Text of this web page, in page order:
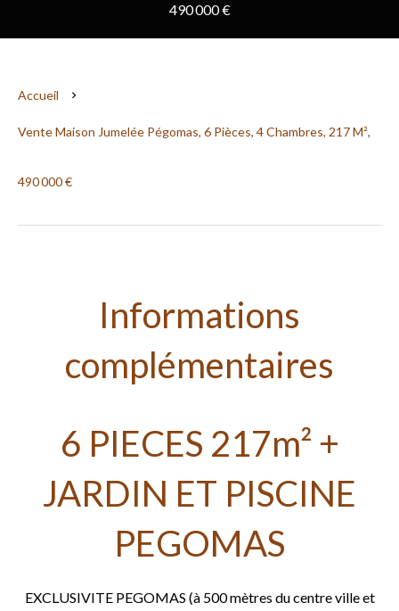
490 000 €
Accueil
Vente Maison Jumelée Pégomas, 6 Pièces, 4 Chambres, 217 M²,
490 000 €
Informations
complémentaires
6 PIECES 217m² +
JARDIN ET PISCINE
PEGOMAS
EXCLUSIVITE PEGOMAS (à 500 mètres du centre ville et